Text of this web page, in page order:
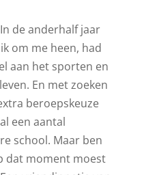
de anderhalf jaar
om me heen, had
aan het sporten en
En met zoeken
beroepskeuze
een aantal
school. Maar ben
dat moment moest